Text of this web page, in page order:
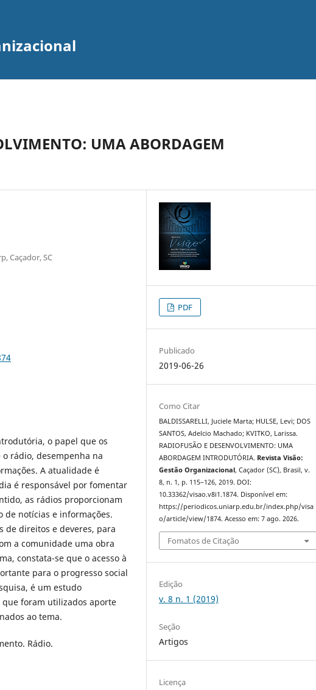
UMA ABORDAGEM
Caçador, SC
o papel que os
rádio, desempenha na
A atualidade é
é responsável por fomentar
as rádios proporcionam
de notícias e informações.
de direitos e deveres, para
a comunidade uma obra
constata-se que o acesso à
para o progresso social
é um estudo
foram utilizados aporte
ao tema.
Rádio.
PDF
Publicado
2019-06-26
Como Citar
BALDISSARELLI, Juciele Marta; HULSE, Levi; DOS
SANTOS, Adelcio Machado; KVITKO, Larissa.
RADIOFUSÃO E DESENVOLVIMENTO: UMA
ABORDAGEM INTRODUTÓRIA. Revista Visão:
Gestão Organizacional, Caçador (SC), Brasil, v.
8, n. 1, p. 115–126, 2019. DOI:
10.33362/visao.v8i1.1874. Disponível em:
https://periodicos.uniarp.edu.br/index.php/visa
o/article/view/1874. Acesso em: 7 ago. 2026.
Fomatos de Citação
Edição
v. 8 n. 1 (2019)
Seção
Artigos
Licença